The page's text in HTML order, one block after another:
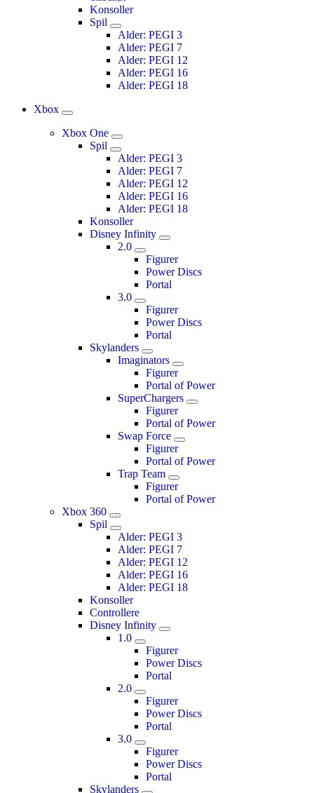
Konsoller
Spil
Alder: PEGI 3
Alder: PEGI 7
Alder: PEGI 12
Alder: PEGI 16
Alder: PEGI 18
Xbox
Xbox One
Spil
Alder: PEGI 3
Alder: PEGI 7
Alder: PEGI 12
Alder: PEGI 16
Alder: PEGI 18
Konsoller
Disney Infinity
2.0
Figurer
Power Discs
Portal
3.0
Figurer
Power Discs
Portal
Skylanders
Imaginators
Figurer
Portal of Power
SuperChargers
Figurer
Portal of Power
Swap Force
Figurer
Portal of Power
Trap Team
Figurer
Portal of Power
Xbox 360
Spil
Alder: PEGI 3
Alder: PEGI 7
Alder: PEGI 12
Alder: PEGI 16
Alder: PEGI 18
Konsoller
Controllere
Disney Infinity
1.0
Figurer
Power Discs
Portal
2.0
Figurer
Power Discs
Portal
3.0
Figurer
Power Discs
Portal
Skylanders